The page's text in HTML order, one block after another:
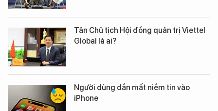
Tân Chủ tịch Hội đồng quản trị Viettel
Global là ai?
Người dùng dần mất niềm tin vào
iPhone